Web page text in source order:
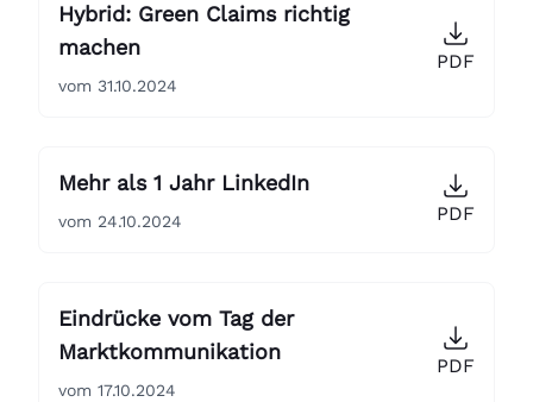
Hybrid: Green Claims richtig
machen
vom 31.10.2024
PDF
Mehr als 1 Jahr LinkedIn
vom 24.10.2024 PDF
Eindrücke vom Tag der
Marktkommunikation
vom 17.10.2024
PDF